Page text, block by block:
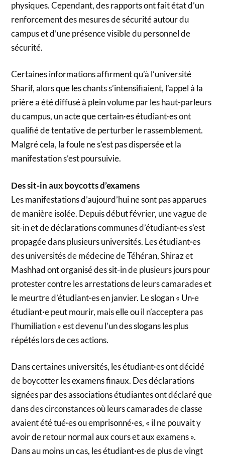
physiques. Cependant, des rapports ont fait état d’un
renforcement des mesures de sécurité autour du
campus et d’une présence visible du personnel de
sécurité.
Certaines informations affirment qu’à l’université
Sharif, alors que les chants s’intensifiaient, l’appel à la
prière a été diffusé à plein volume par les haut-parleurs
du campus, un acte que certain·es étudiant·es ont
qualifié de tentative de perturber le rassemblement.
Malgré cela, la foule ne s’est pas dispersée et la
manifestation s’est poursuivie.
Des sit-in aux boycotts d’examens
Les manifestations d’aujourd’hui ne sont pas apparues
de manière isolée. Depuis début février, une vague de
sit-in et de déclarations communes d’étudiant·es s’est
propagée dans plusieurs universités. Les étudiant·es
des universités de médecine de Téhéran, Shiraz et
Mashhad ont organisé des sit-in de plusieurs jours pour
protester contre les arrestations de leurs camarades et
le meurtre d’étudiant·es en janvier. Le slogan « Un·e
étudiant·e peut mourir, mais elle ou il n’acceptera pas
l’humiliation » est devenu l’un des slogans les plus
répétés lors de ces actions.
Dans certaines universités, les étudiant·es ont décidé
de boycotter les examens finaux. Des déclarations
signées par des associations étudiantes ont déclaré que
dans des circonstances où leurs camarades de classe
avaient été tué·es ou emprisonné·es, « il ne pouvait y
avoir de retour normal aux cours et aux examens ».
Dans au moins un cas, les étudiant·es de plus de vingt